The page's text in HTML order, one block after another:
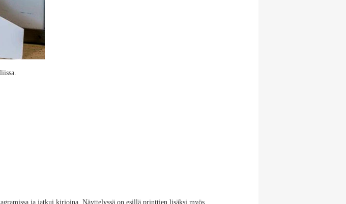
ja jatkui kirjoina. Näyttelyssä on esillä printtien lisäksi myös